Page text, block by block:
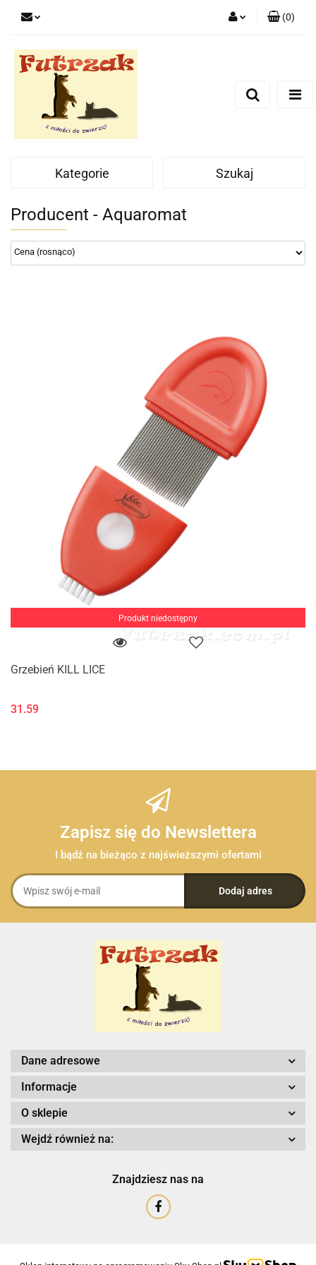
(0)
Kategorie Szukaj
Producent - Aquaromat
Produkt niedostępny
Grzebień KILL LICE
31.59
Zapisz się do Newslettera
I bądź na bieżąco z najświeższymi ofertami
Dane adresowe
Informacje
O sklepie
Wejdź również na:
Znajdziesz nas na